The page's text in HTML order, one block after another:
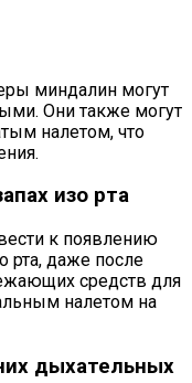
миндалин могут
Они также могут
налетом, что
изо рта
к появлению
рта, даже после
средств для
налетом на
дыхательных